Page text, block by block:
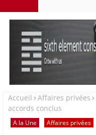
Accueil Affaires privées
accords conclus
A la Une Affaires privées